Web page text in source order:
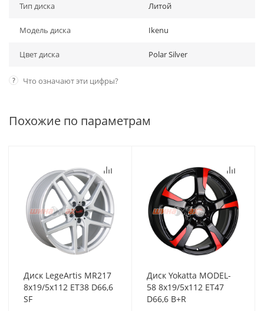
Тип диска Литой
Модель диска Ikenu
Цвет диска Polar Silver
? Что означают эти цифры?
Похожие по параметрам
Диск LegeArtis MR217
8x19/5x112 ET38 D66,6
SF
Диск Yokatta MODEL-
58 8x19/5x112 ET47
D66,6 B+R